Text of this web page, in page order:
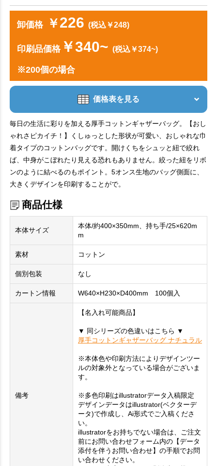
卸価格 ￥226 (税込￥248)
印刷品価格￥340~ (税込￥374~)
※200個の場合
価格表を見る
毎日の生活に彩りを加える厚手コットンギャザーバッグ。【おし
ゃれさピカイチ！】くしゅっとした形状が可愛い、おしゃれな巾
着タイプのコットンバッグです。開けくちをシュッと紐で絞れ
ば、中身がこぼれたり見える恐れもありません。絞った紐をリボ
ンのように結べるのもポイント。5オンス生地のバッグ側面に、
大きくデザインを印刷することがで。
商品仕様
本体サイズ
本体/約400×350mm、持ち手/25×620m
m
素材 コットン
個別包装 なし
カートン情報 W640×H230×D400mm 100個入
備考
【名入れ可能商品】
▼ 同シリーズの色違いはこちら ▼
厚手コットンギャザーバッグ ナチュラル
※本体色や印刷方法によりデザインツー
ルの対象外となっている場合がございま
す。
※多色印刷はillustratorデータ入稿限定
デザインデータはillustrator(ベクターデ
ータ)で作成し、Ai形式でご入稿くださ
い。
illustratorをお持ちでない場合は、ご注文
前にお問い合わせフォーム内の【データ
添付を伴うお問い合わせ】の手順でお問
い合わせください。